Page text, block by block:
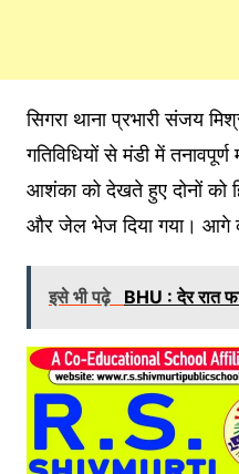
सिगरा थाना प्रभारी संजय
गतिविधियों से मंडी में
आशंका को देखते हुए दोनों को
और जेल भेज दिया गया। आगे
इसे भी पढ़े BHU : देर रात